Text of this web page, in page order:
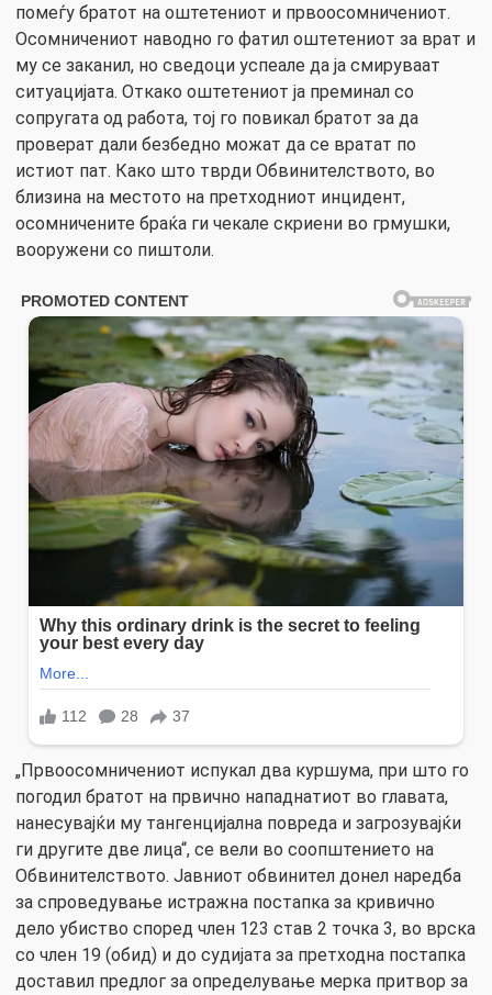
помеѓу братот на оштетениот и првоосомничениот.
Осомничениот наводно го фатил оштетениот за врат и
му се заканил, но сведоци успеале да ја смируваат
ситуацијата. Откако оштетениот ја преминал со
сопругата од работа, тој го повикал братот за да
проверат дали безбедно можат да се вратат по
истиот пат. Како што тврди Обвинителството, во
близина на местото на претходниот инцидент,
осомничените браќа ги чекале скриени во грмушки,
вооружени со пиштоли.
„Првоосомничениот испукал два куршума, при што го
погодил братот на првично нападнатиот во главата,
нанесувајќи му тангенцијална повреда и загрозувајќи
ги другите две лица“, се вели во соопштението на
Обвинителството. Јавниот обвинител донел наредба
за спроведување истражна постапка за кривично
дело убиство според член 123 став 2 точка 3, во врска
со член 19 (обид) и до судијата за претходна постапка
доставил предлог за определување мерка притвор за